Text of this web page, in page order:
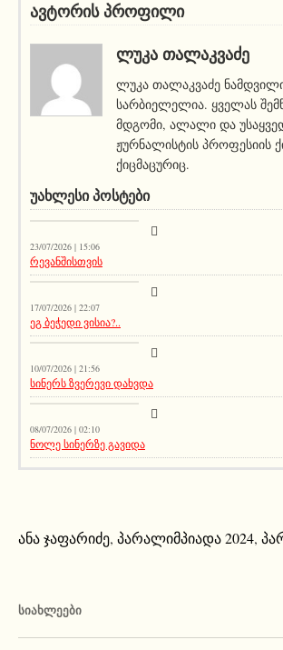
ავტორის პროფილი
ᲚᲣᲙᲐ ᲗᲐᲚᲐᲙᲕᲐᲫᲔ
ლუკა თალაკვაძე
სარბიელელია. ყველას
მდგომი, ალალი და
ჟურნალისტის პროფესიის
ქიცმაცურიც.
ᲣᲐᲮᲚᲔᲡᲘ ᲞᲝᲡᲢᲔᲑᲘ
23/07/2026 | 15:06
რევანშისთვის
მთავარი ამბავი
17/07/2026 | 22:07
ეგ ბეჭედი ვისია?..
სიახლეები
10/07/2026 | 21:56
სინერს ზვერევი დახვდა
სიახლეები
08/07/2026 | 02:10
ნოლე სინერზე გავიდა
ანა ჯაფარიძე, პარალიმპიადა 2024,
ᲡᲘᲐᲮᲚᲔᲔᲑᲘ